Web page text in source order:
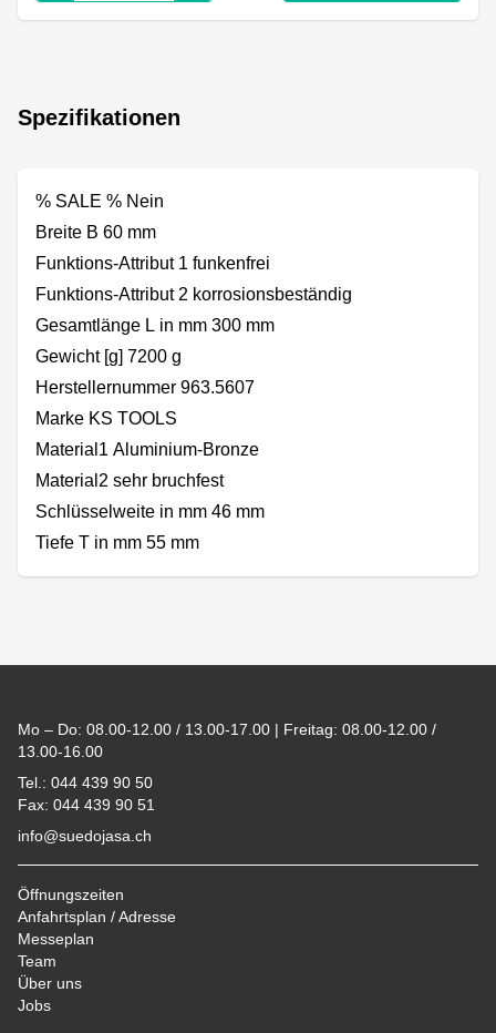
Spezifikationen
% SALE % Nein
Breite B 60 mm
Funktions-Attribut 1 funkenfrei
Funktions-Attribut 2 korrosionsbeständig
Gesamtlänge L in mm 300 mm
Gewicht [g] 7200 g
Herstellernummer 963.5607
Marke KS TOOLS
Material1 Aluminium-Bronze
Material2 sehr bruchfest
Schlüsselweite in mm 46 mm
Tiefe T in mm 55 mm
Mo – Do: 08.00-12.00 / 13.00-17.00 | Freitag: 08.00-12.00 /
13.00-16.00
Tel.: 044 439 90 50
Fax: 044 439 90 51
info@suedojasa.ch
Öffnungszeiten
Anfahrtsplan / Adresse
Messeplan
Team
Über uns
Jobs